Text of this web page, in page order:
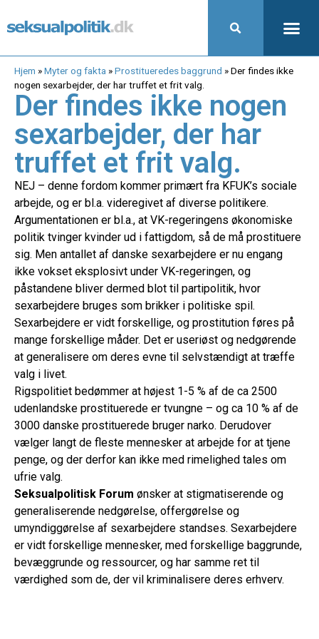
Hjem »Myter og fakta »Prostitueredes baggrund »Der findes ikke
nogen sexarbejder, der har truffet et frit valg.
Der findes ikke nogen
sexarbejder, der har
truffet et frit valg.
NEJ – denne fordom kommer primært fra KFUK’s sociale
arbejde, og er bl.a. videregivet af diverse politikere.
Argumentationen er bl.a., at VK-regeringens økonomiske
politik tvinger kvinder ud i fattigdom, så de må prostituere
sig. Men antallet af danske sexarbejdere er nu engang
ikke vokset eksplosivt under VK-regeringen, og
påstandene bliver dermed blot til partipolitik, hvor
sexarbejdere bruges som brikker i politiske spil.
Sexarbejdere er vidt forskellige, og prostitution føres på
mange forskellige måder. Det er useriøst og nedgørende
at generalisere om deres evne til selvstændigt at træffe
valg i livet.
Rigspolitiet bedømmer at højest 1-5 % af de ca 2500
udenlandske prostituerede er tvungne – og ca 10 % af de
3000 danske prostituerede bruger narko. Derudover
vælger langt de fleste mennesker at arbejde for at tjene
penge, og der derfor kan ikke med rimelighed tales om
ufrie valg.
Seksualpolitisk Forum ønsker at stigmatiserende og
generaliserende nedgørelse, offergørelse og
umyndiggørelse af sexarbejdere standses. Sexarbejdere
er vidt forskellige mennesker, med forskellige baggrunde,
bevæggrunde og ressourcer, og har samme ret til
værdighed som de, der vil kriminalisere deres erhverv.